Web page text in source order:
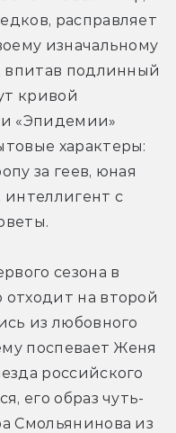
расправляет
изначальному
впитав подлинный
кривой
«Эпидемии»
характеры:
за геев, юная
с
сезона в
на второй
из любовного
поспевает Женя
российского
его образ чуть-
Смольянинова из